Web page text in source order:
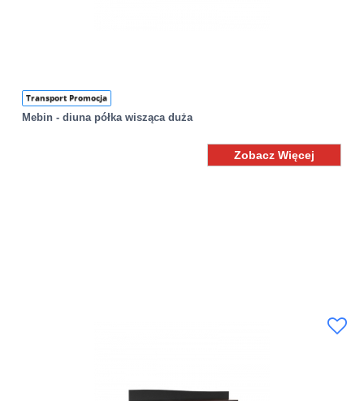
Transport Promocja
Mebin - diuna półka wisząca duża
Zobacz Więcej